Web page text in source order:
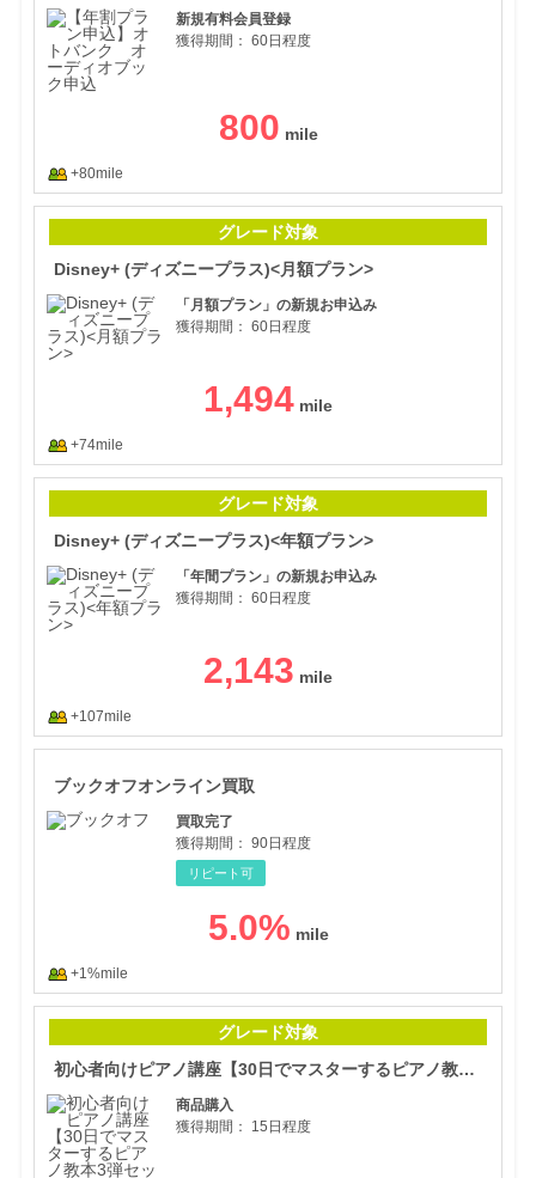
新規有料会員登録
獲得期間： 60日程度
800
+80mile
グレード対象
Disney+ (ディズニープラス)<月額プラン>
「月額プラン」の新規お申込み
獲得期間： 60日程度
1,494
+74mile
グレード対象
Disney+ (ディズニープラス)<年額プラン>
「年間プラン」の新規お申込み
獲得期間： 60日程度
2,143
+107mile
ブックオフオンライン買取
買取完了
獲得期間： 90日程度
リピート可
5.0%
+1%mile
グレード対象
初心者向けピアノ講座【30日でマスターするピアノ教本3弾セット】
商品購入
獲得期間：
15日程度